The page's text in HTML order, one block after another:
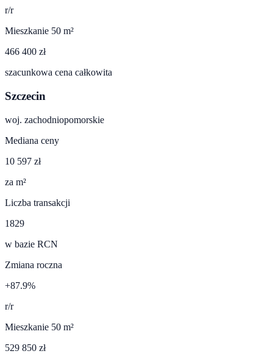
r/r
Mieszkanie 50 m²
466 400 zł
szacunkowa cena całkowita
Szczecin
woj. zachodniopomorskie
Mediana ceny
10 597 zł
za m²
Liczba transakcji
1829
w bazie RCN
Zmiana roczna
+87.9%
r/r
Mieszkanie 50 m²
529 850 zł